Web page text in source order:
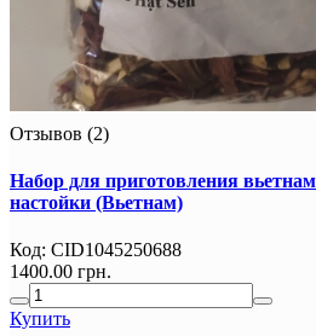
Отзывов (2)
Набор для приготовления
настойки (Вьетнам)
Код: CID1045250688
1400.00 грн.
Купить